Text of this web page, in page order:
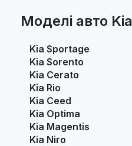
Моделі авто Kia
Kia Sportage
Kia Sorento
Kia Cerato
Kia Rio
Kia Ceed
Kia Optima
Kia Magentis
Kia Niro